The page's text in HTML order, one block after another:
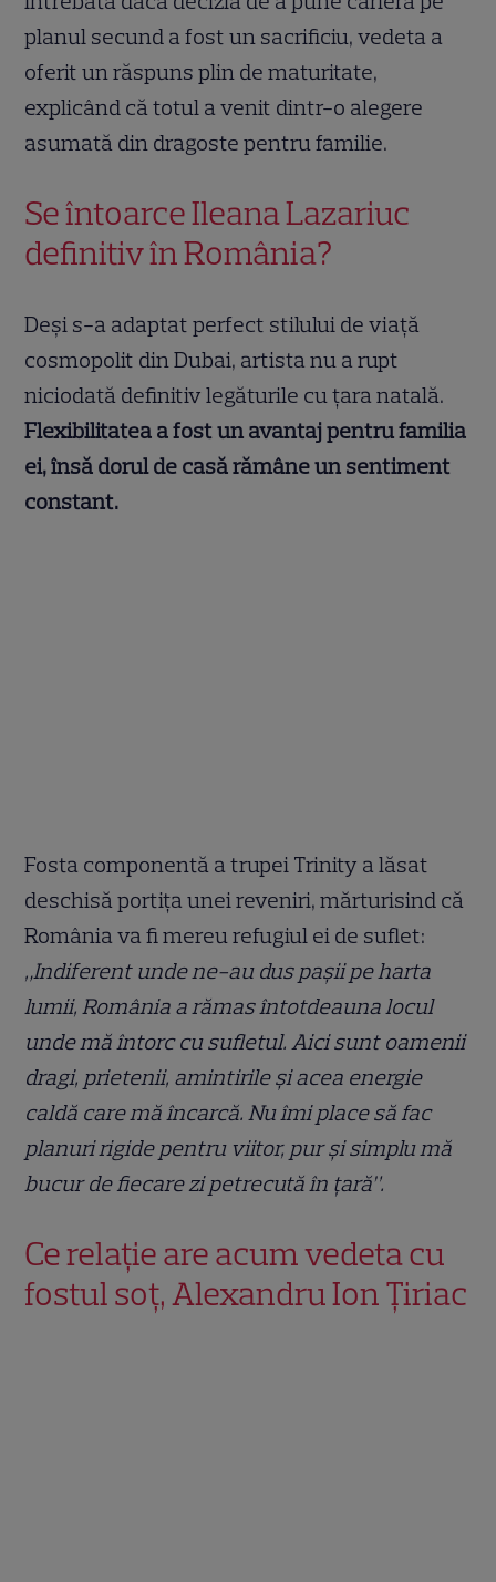
planul secund a fost un sacrificiu, vedeta a
oferit un răspuns plin de maturitate,
explicând că totul a venit dintr-o alegere
asumată din dragoste pentru familie.
Se întoarce Ileana Lazariuc
definitiv în România?
Deși s-a adaptat perfect stilului de viață
cosmopolit din Dubai, artista nu a rupt
niciodată definitiv legăturile cu țara natală.
Flexibilitatea a fost un avantaj pentru familia
ei, însă dorul de casă rămâne un sentiment
constant.
Fosta componentă a trupei Trinity a lăsat
deschisă portița unei reveniri, mărturisind că
România va fi mereu refugiul ei de suflet:
„Indiferent unde ne-au dus paşii pe harta
lumii, România a rămas întotdeauna locul
unde mă întorc cu sufletul. Aici sunt oamenii
dragi, prietenii, amintirile şi acea energie
caldă care mă încarcă. Nu îmi place să fac
planuri rigide pentru viitor, pur şi simplu mă
bucur de fiecare zi petrecută în ţară”.
Ce relație are acum vedeta cu
fostul soț, Alexandru Ion Țiriac